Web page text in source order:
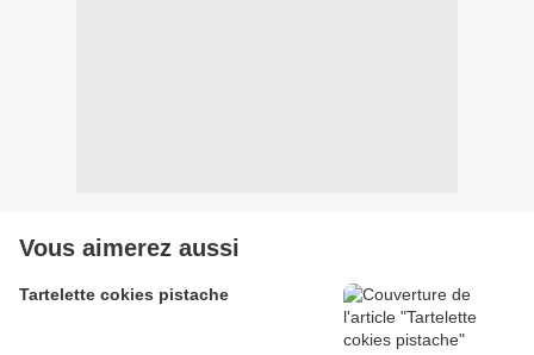
Vous aimerez aussi
Tartelette cokies pistache